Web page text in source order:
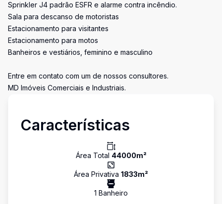
Sprinkler J4 padrão ESFR e alarme contra incêndio.
Sala para descanso de motoristas
Estacionamento para visitantes
Estacionamento para motos
Banheiros e vestiários, feminino e masculino
Entre em contato com um de nossos consultores.
MD Imóveis Comerciais e Industriais.
Características
Área Total 44000m²
Área Privativa 1833m²
1 Banheiro